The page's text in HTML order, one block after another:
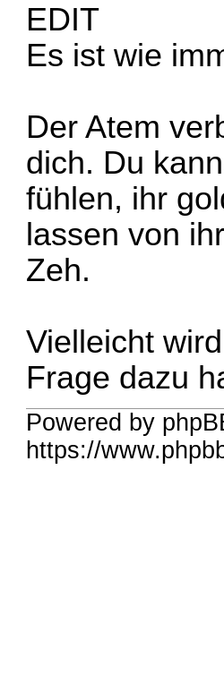
EDIT
Es ist wie
Der Atem
dich. Du
fühlen, ihr
lassen von
Zeh.
Vielleicht
Frage dazu
Powered by
https://